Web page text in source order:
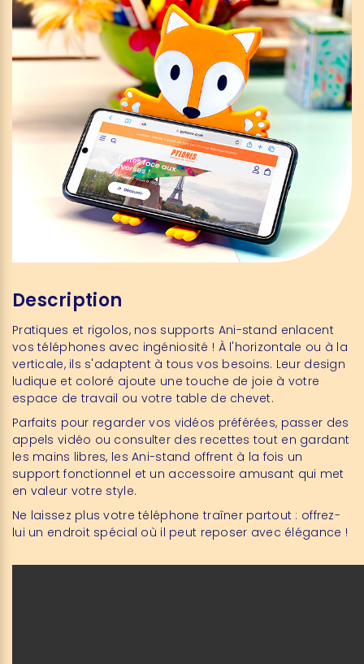
Description
Pratiques et rigolos, nos supports Ani-stand enlacent
vos téléphones avec ingéniosité ! À l'horizontale ou à la
verticale, ils s'adaptent à tous vos besoins. Leur design
ludique et coloré ajoute une touche de joie à votre
espace de travail ou votre table de chevet.
Parfaits pour regarder vos vidéos préférées, passer des
appels vidéo ou consulter des recettes tout en gardant
les mains libres, les Ani-stand offrent à la fois un
support fonctionnel et un accessoire amusant qui met
en valeur votre style.
Ne laissez plus votre téléphone traîner partout : offrez-
lui un endroit spécial où il peut reposer avec élégance !